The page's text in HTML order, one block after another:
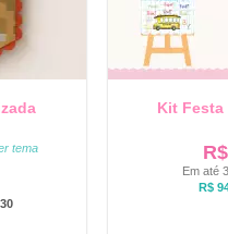
tema
Kit Festa
R$
Em até
R$